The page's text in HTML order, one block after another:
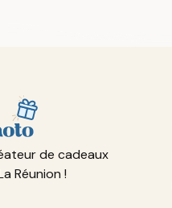
de cadeaux
Réunion !